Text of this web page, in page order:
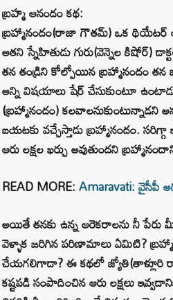
బ్రహ్మ ఆనందం కథ:
బ్రహ్మానందం(రాజా గౌతమ్) ఒక థియేటర్
అతని స్నేహితుడు గురు(వెన్నెల కిషోర్)
తన తండ్రిని కోల్పోయిన బ్రహ్మానందం
అన్ని విషయాలు షేర్ చేసుకుంటూ
(బ్రహ్మానందం) కలవాలనుకుంటున్నాడని
బయటకు వచ్చేస్తాడు బ్రహ్మానందం.
ఆరు లక్షల ఖర్చు అవుతుందని
READ MORE:Amaravati: వైసీపీ
అయితే తనకు ఉన్న ఆరెకరాలను నీ పేరు
వెళ్ళాక జరిగిన పరిణామాలు ఏమిటి?
చేయగలిగాడా? ఈ కథలో జ్యోతి(తాళ్లూరి
కష్టపడి సంపాదించిన ఆరు లక్షలు